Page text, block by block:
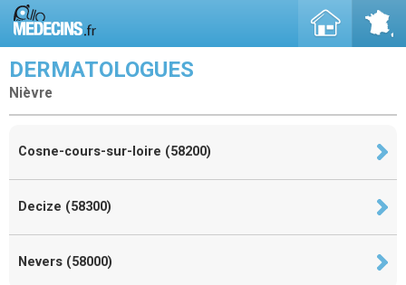
DERMATOLOGUES
Nièvre
Cosne-cours-sur-loire (58200)
Decize (58300)
Nevers (58000)